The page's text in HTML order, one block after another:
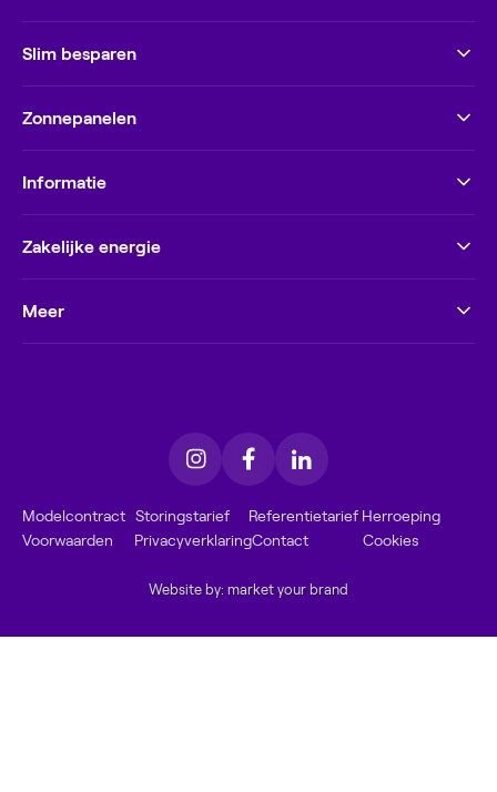
Slim besparen
Zonnepanelen
Informatie
Zakelijke energie
Meer
Modelcontract Storingstarief Referentietarief Herroeping
Voorwaarden
PrivacyverklaringContact Cookies
Website by: market your brand